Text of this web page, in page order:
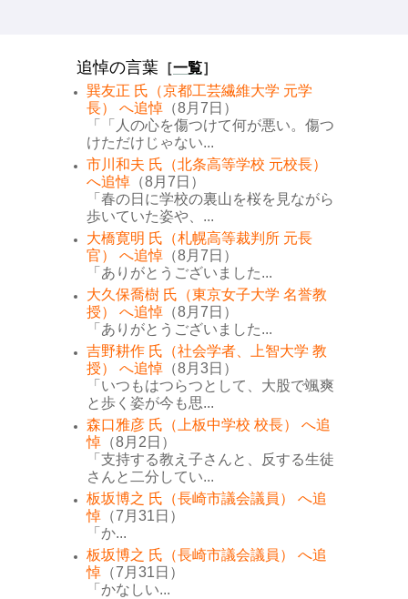
追悼の言葉 ［一覧］
巽友正 氏（京都工芸繊維大学 元学
長） へ追悼 （8月7日）
「「人の心を傷つけて何が悪い。傷つ
けただけじゃない...
市川和夫 氏（北条高等学校 元校長）
へ追悼 （8月7日）
「春の日に学校の裏山を桜を見ながら
歩いていた姿や、...
大橋寛明 氏（札幌高等裁判所 元長
官） へ追悼 （8月7日）
「ありがとうございました...
大久保喬樹 氏（東京女子大学 名誉教
授） へ追悼 （8月7日）
「ありがとうございました...
吉野耕作 氏（社会学者、上智大学 教
授） へ追悼 （8月3日）
「いつもはつらつとして、大股で颯爽
と歩く姿が今も思...
森口雅彦 氏（上板中学校 校長） へ追
悼 （8月2日）
「支持する教え子さんと、反する生徒
さんと二分してい...
板坂博之 氏（長崎市議会議員） へ追
悼 （7月31日）
「か...
板坂博之 氏（長崎市議会議員） へ追
悼 （7月31日）
「かなしい...